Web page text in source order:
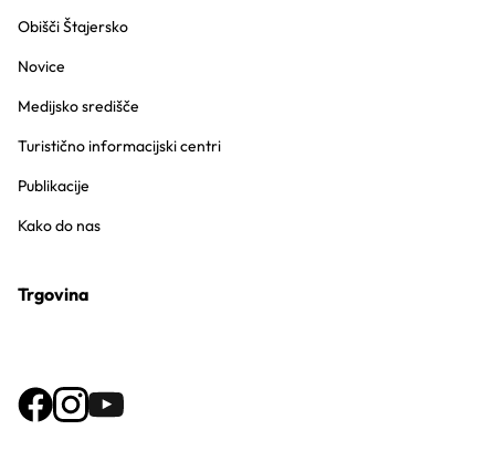
Obišči Štajersko
Novice
Medijsko središče
Turistično informacijski centri
Publikacije
Kako do nas
Trgovina